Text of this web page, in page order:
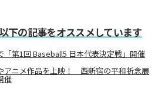
下の記事をオススメしています
「第1回 Baseball5 日本代表決定戦」開催
アニメ作品を上映！ 西新宿の平和祈念展
催